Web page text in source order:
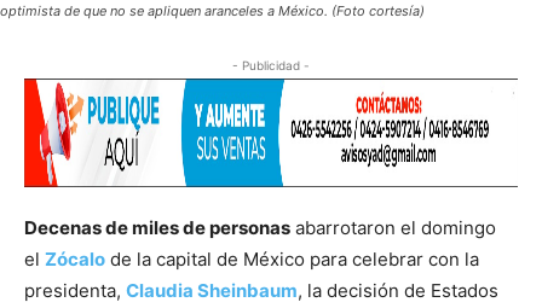
optimista de que no se apliquen aranceles a México. (Foto cortesía)
- Publicidad -
Decenas de miles de personas abarrotaron el domingo
el Zócalo de la capital de México para celebrar con la
presidenta, Claudia Sheinbaum, la decisión de Estados